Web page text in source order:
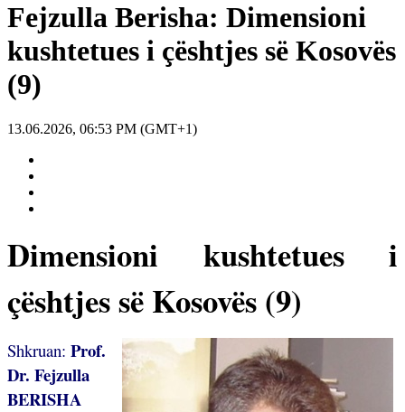
Fejzulla Berisha: Dimensioni
kushtetues i çështjes së Kosovës
(9)
13.06.2026, 06:53 PM (GMT+1)
Dimensioni kushtetues i
çështjes së Kosovës (9)
Shkruan: Prof.
Dr. Fejzulla
BERISHA